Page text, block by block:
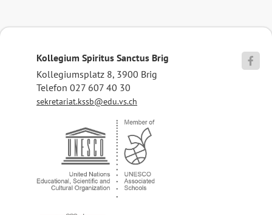
Kollegium Spiritus Sanctus Brig
Kollegiumsplatz 8, 3900 Brig
Telefon 027 607 40 30
sekretariat.kssb@edu.vs.ch
